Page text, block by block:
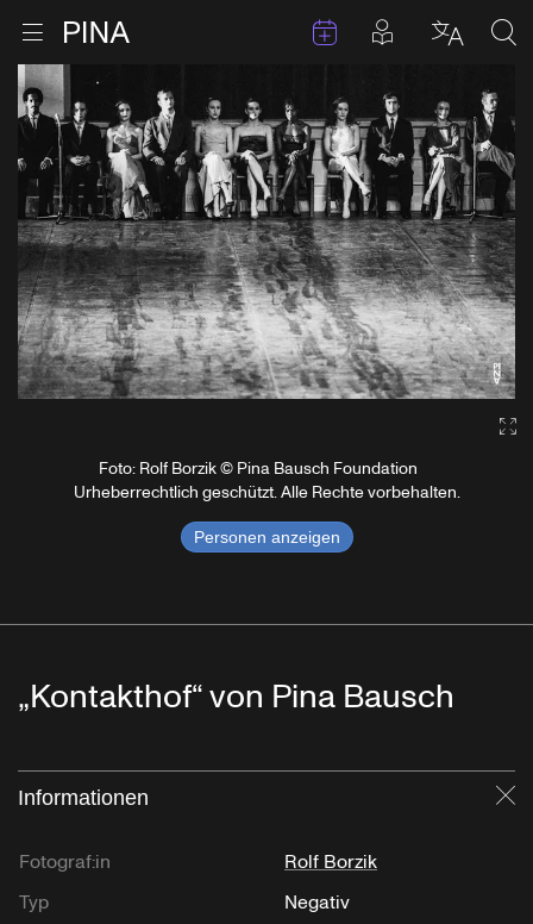
Zum Inhalt springen
Menu öffnen TermineBeiträge in
Foto: Rolf Borzik © Pina Bausch Foundation
Urheberrechtlich geschützt. Alle Rechte vorbehalten.
Personen anzeigen
„Kontakthof“ von Pina Bausch
Informationen
Fotograf:in
Rolf Borzik
Typ
Negativ